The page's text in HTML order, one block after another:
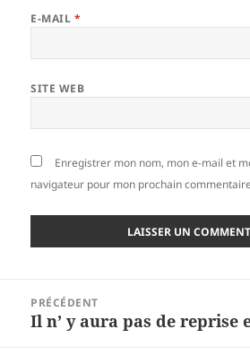
E-MAIL *
SITE WEB
Enregistrer mon nom, mon e-mail et
navigateur pour mon prochain
l’article
PRÉCÉDENT
Article
Il n’ y aura pas de reprise